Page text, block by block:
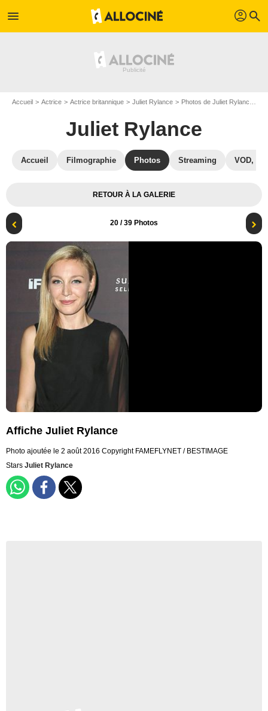
menu profil search
Accueil Actrice Actrice britannique Juliet Rylance Photos de Juliet Rylance
Juliet Rylance
Accueil Filmographie Photos Streaming VOD,
RETOUR À LA GALERIE
20 / 39 Photos
Affiche Juliet Rylance
Photo ajoutée le 2 août 2016 Copyright FAMEFLYNET / BESTIMAGE
Stars Juliet Rylance